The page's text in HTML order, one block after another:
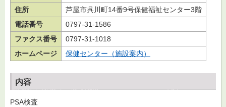
住所
芦屋市呉川町14番9号保健福祉センター3階
電話番号
0797-31-1586
ファクス番号
0797-31-1018
ホームページ
保健センター（施設案内）
内容
PSA検査